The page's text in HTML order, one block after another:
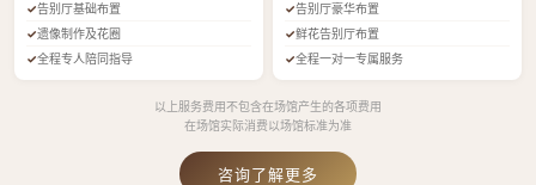
告别厅基础布置
遗像制作及花圈
全程专人陪同指导
告别厅豪华布置
鲜花告别厅布置
全程一对一专属服务
以上服务费用不包含在场馆产生的各项费用
在场馆实际消费以场馆标准为准
咨询了解更多